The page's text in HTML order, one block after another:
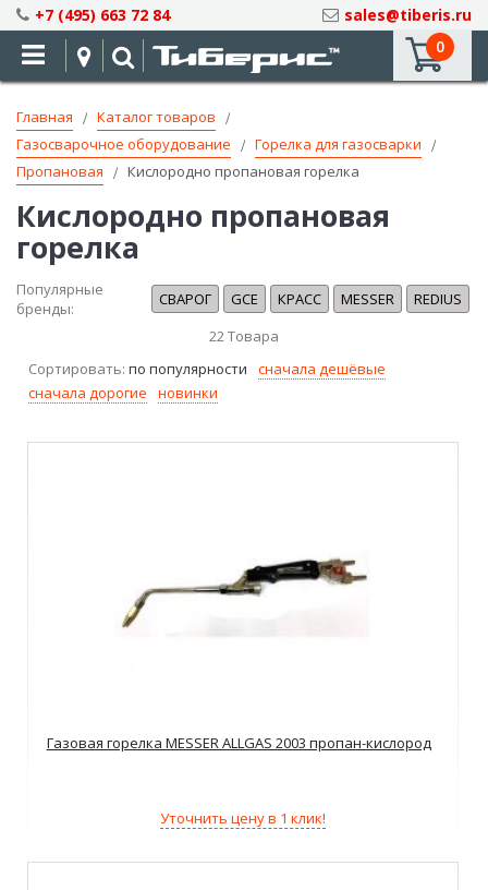
Skip
to
Content
+7 (495) 663 72 84
sales@tiberis.ru
0
Главная
Каталог товаров
Газосварочное оборудование
Горелка для газосварки
Пропановая
Кислородно пропановая горелка
Кислородно пропановая
горелка
Популярные
бренды:
СВАРОГ GCE КРАСС MESSER
REDIUS
22Товара
Сортировать: по популярности
сначала дешёвые
сначала дорогие
новинки
Газовая горелка MESSER ALLGAS 2003 пропан-кислород
Уточнить цену в 1 клик!